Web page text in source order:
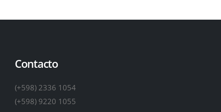
Contacto
(+598) 2336 1054
(+598) 9220 1055